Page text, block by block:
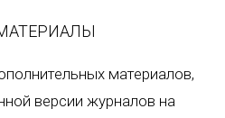
материалов,
версии журналов на